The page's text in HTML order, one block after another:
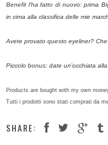
Benefit l’ha fatto di nuovo: prima
in cima alla classifica delle mie
Avete provato questo eyeliner?
Piccolo bonus: date un'occhiata
Products are bought with my own
Tutti i prodotti sono stati comprati da
SHARE: